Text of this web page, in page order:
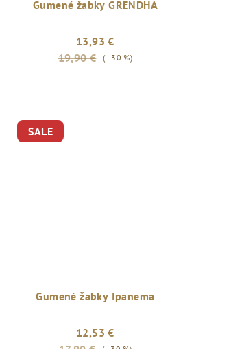
Gumené žabky GRENDHA
13,93 €
19,90 €
(–30 %)
SALE
Gumené žabky Ipanema
12,53 €